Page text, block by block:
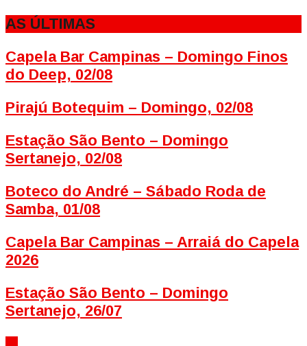
AS ÚLTIMAS
Capela Bar Campinas – Domingo Finos
do Deep, 02/08
Pirajú Botequim – Domingo, 02/08
Estação São Bento – Domingo
Sertanejo, 02/08
Boteco do André – Sábado Roda de
Samba, 01/08
Capela Bar Campinas – Arraiá do Capela
2026
Estação São Bento – Domingo
Sertanejo, 26/07